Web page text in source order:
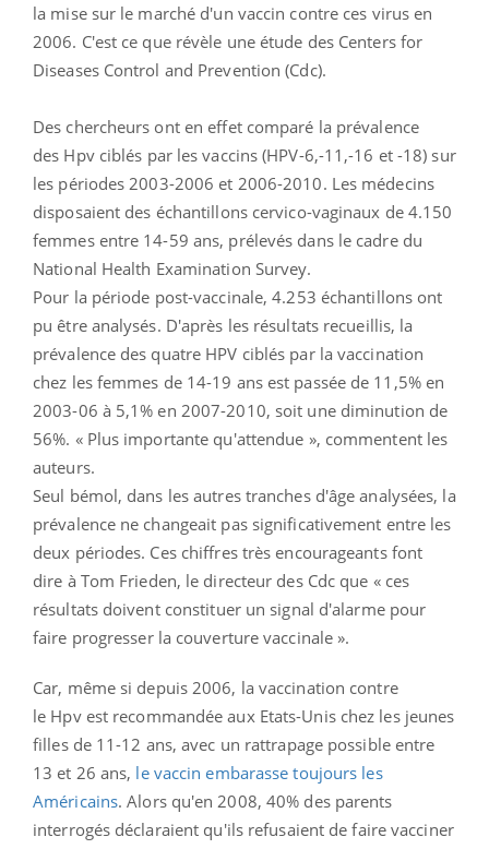
la mise sur le marché d'un vaccin contre ces virus en
2006. C'est ce que révèle une étude des Centers for
Diseases Control and Prevention (Cdc).
Des chercheurs ont en effet comparé la prévalence
des Hpvciblés par les vaccins (HPV-6,-11,-16 et -18) sur
les périodes 2003-2006 et 2006-2010. Les médecins
disposaient des échantillons cervico-vaginaux de 4.150
femmes entre 14-59 ans, prélevés dans le cadre du
National Health Examination Survey.
Pour la période post-vaccinale, 4.253 échantillons ont
pu être analysés. D'après les résultats recueillis, la
prévalence des quatre HPV ciblés par la vaccination
chez les femmes de 14-19 ans est passée de 11,5% en
2003-06 à 5,1% en 2007-2010, soit une diminution de
56%. « Plus importante qu'attendue », commentent les
auteurs.
Seul bémol, dans les autres tranches d'âge analysées, la
prévalence ne changeait pas significativement entre les
deux périodes. Ces chiffres très encourageants font
dire à Tom Frieden, le directeur des Cdc que « ces
résultats doivent constituer un signal d'alarme pour
faire progresser la couverture vaccinale ».
Car, même si depuis 2006, la vaccination contre
le Hpvest recommandée aux Etats-Unis chez les jeunes
filles de 11-12 ans, avec un rattrapage possible entre
13 et 26 ans, le vaccin embarasse toujours les
Américains. Alors qu'en 2008, 40% des parents
interrogés déclaraient qu'ils refusaient de faire vacciner